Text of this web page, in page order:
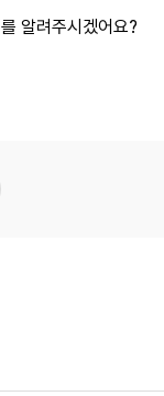
알려주시겠어요?